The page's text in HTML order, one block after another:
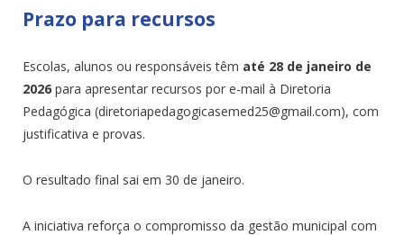
Prazo para recursos
Escolas, alunos ou responsáveis têm até 28 de janeiro de
2026 para apresentar recursos por e-mail à Diretoria
Pedagógica (diretoriapedagogicasemed25@gmail.com), com
justificativa e provas.
O resultado final sai em 30 de janeiro.
A iniciativa reforça o compromisso da gestão municipal com